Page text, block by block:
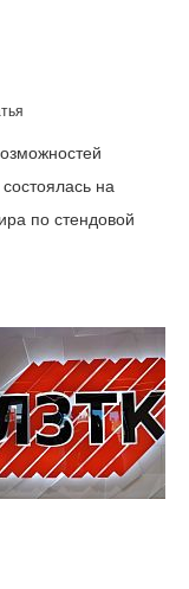
на
по стендовой